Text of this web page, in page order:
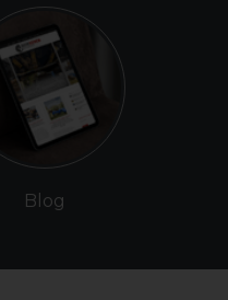
Blog